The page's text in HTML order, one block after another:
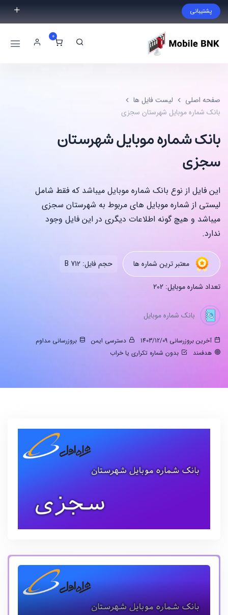
پشتیبانی
فایل مورد نظر خود را پیدا نکردید؟ با ما تماس بگیرید.
09999868721
0
صفحه اصلی
لیست فایل ها
بانک شماره موبایل شهرستان سجزی
بانک شماره موبایل شهرستان
سجزی
این فایل از نوع بانک شماره موبایل میباشد که فقط شامل
لیستی از شماره موبایل های مربوط به شهرستان سجزی
میباشد و هیچ گونه اطلاعات دیگری در این فایل وجود
ندارد.
معتبر ترین شماره ها حجم فایل: 712 B
تعداد شماره موبایل: 202
بانک شماره موبایل
آخرین بروزرسانی 1403/12/09 دسترسی ایمن
بروزرسانی مداوم
هدفمند
بدون شماره تکراری یا خراب